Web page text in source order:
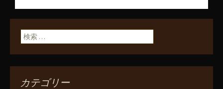
ン
検索:
カテゴリー